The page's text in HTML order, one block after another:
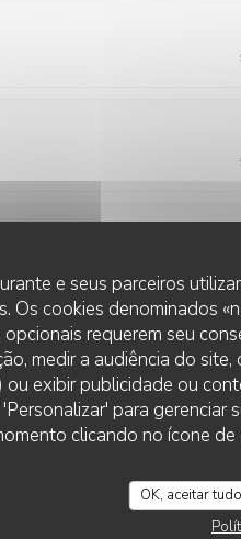
e seus parceiros
Os cookies denominados
opcionais requerem seu
medir a audiência do
ou exibir publicidade ou
para gerenciar
clicando no ícone
OK, aceitar tudo
staff was wonderful and the